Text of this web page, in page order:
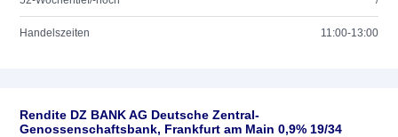
Handelszeiten 11:00-13:00
Rendite DZ BANK AG Deutsche Zentral-
Genossenschaftsbank, Frankfurt am Main 0,9% 19/34